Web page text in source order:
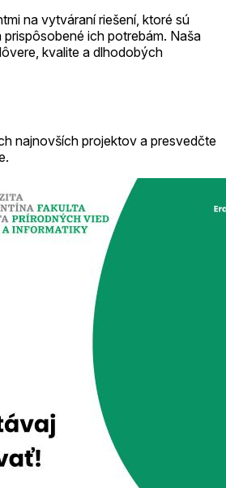
na vytváraní riešení, ktoré sú
ich potrebám. Naša
kvalite a dlhodobých
najnovších projektov a presvedčte